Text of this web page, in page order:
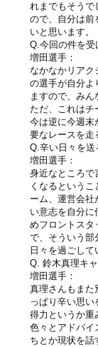
れまでもそうで
ので、自分は前
いと思います。
Q.今回の件を受
増田選手：
なかなかリア
の選手が自分よ
ますので、みん
ただ、これはチ
今は逆に今週末
要なレースを走
Q.辛い日々を送
増田選手：
身近なところで
くなるという
ーム、運営会
い意志を自分に
めフロントスタ
で、そういう部
日々を過ごして
Q. 鈴木真理キ
増田選手：
真理さんもまた
っぱり辛い思
得力というか重
色々とアドバイ
ちとか現状を